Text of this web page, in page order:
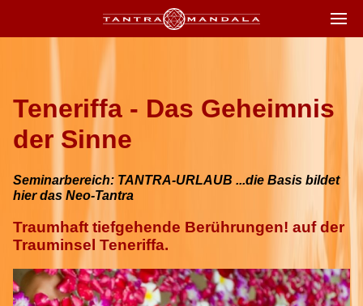
Teneriffa - Das Geheimnis
der Sinne
Seminarbereich: TANTRA-URLAUB ...die Basis bildet
hier das Neo-Tantra
Traumhaft tiefgehende Berührungen! auf der
Trauminsel Teneriffa.